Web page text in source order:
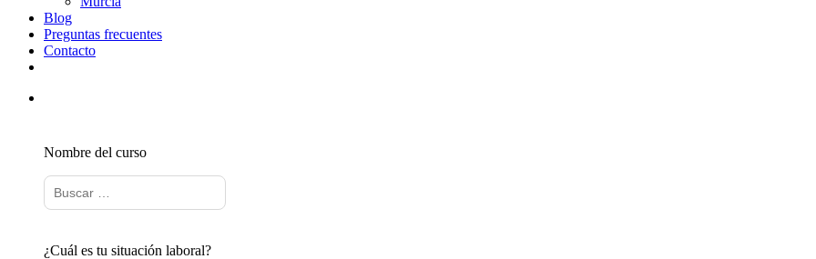
Blog
Preguntas frecuentes
Contacto
Nombre del curso
¿Cuál es tu situación laboral?